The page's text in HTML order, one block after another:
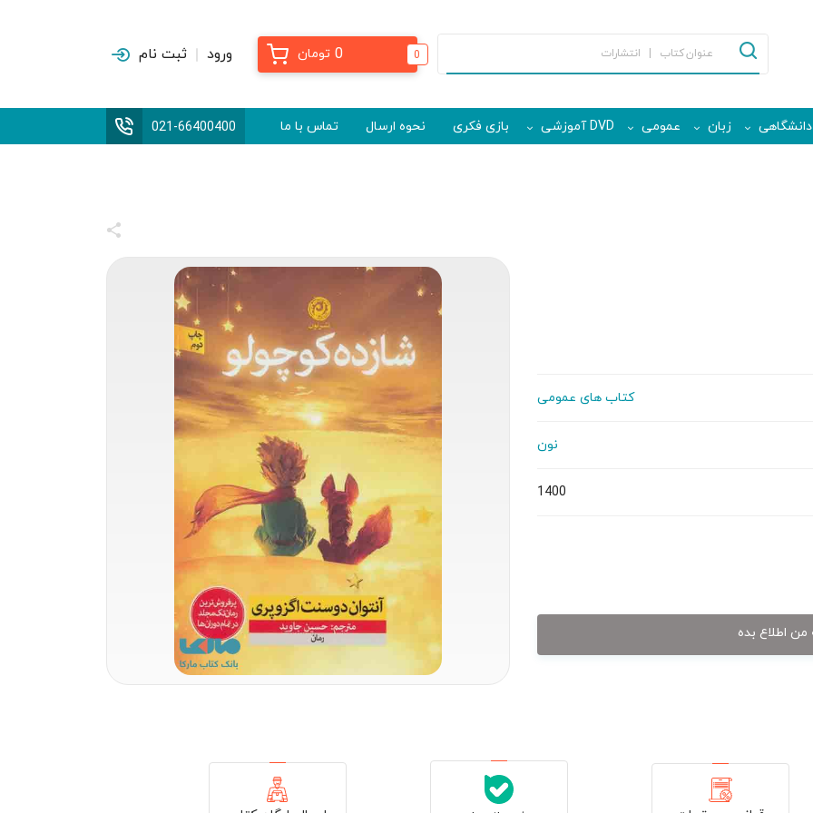
0
0 تومان ورود ثبت نام
دانشگاهی زبان عمومی DVD آموزشی بازی فکری نحوه ارسال تماس با ما 021-66400400
کتاب های عمومی
نون
1400
اطلاع بده